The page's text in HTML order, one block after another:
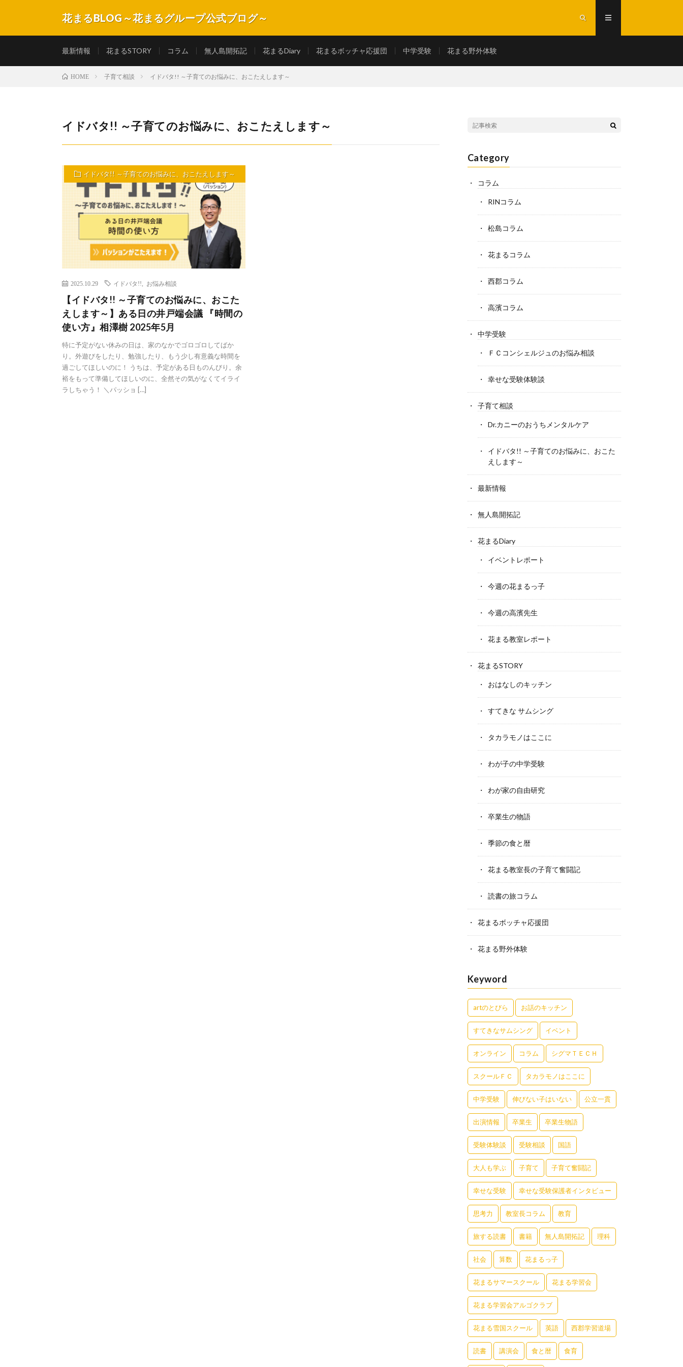
花まるBLOG～花まるグループ公式ブログ～
最新情報 花まるSTORY コラム 無人島開拓記 花まるDiary 花まるボッチャ応援団 中学受験 花まる野外体験
HOME 子育て相談 イドバタ!! ～子育てのお悩みに、おこたえします～
イドバタ!! ～子育てのお悩みに、おこたえします～
イドバタ!! ～子育てのお悩みに、おこたえします～
2025.10.29 イドバタ!! お悩み相談
【イドバタ!! ～子育てのお悩みに、おこた
えします～】ある日の井戸端会議 『時間の
使い方』相澤樹 2025年5月
特に予定がない休みの日は、家のなかでゴロゴロしてばか
り。外遊びをしたり、勉強したり、もう少し有意義な時間を
過ごしてほしいのに！ うちは、予定がある日ものんびり。余
裕をもって準備してほしいのに、全然その気がなくてイライ
ラしちゃう！ ＼パッショ […]
Category
コラム
RINコラム
松島コラム
花まるコラム
西郡コラム
高濱コラム
中学受験
ＦＣコンシェルジュのお悩み相談
幸せな受験体験談
子育て相談
Dr.カニーのおうちメンタルケア
イドバタ!! ～子育てのお悩みに、おこた
えします～
最新情報
無人島開拓記
花まるDiary
イベントレポート
今週の花まるっ子
今週の高濱先生
花まる教室レポート
花まるSTORY
おはなしのキッチン
すてきな サムシング
タカラモノはここに
わが子の中学受験
わが家の自由研究
卒業生の物語
季節の食と暦
花まる教室長の子育て奮闘記
読書の旅コラム
花まるボッチャ応援団
花まる野外体験
Keyword
artのとびら お話のキッチン
すてきなサムシング イベント
オンライン コラム シグマＴＥＣＨ
スクールＦＣ タカラモノはここに
中学受験 伸びない子はいない 公立一貫
出演情報 卒業生 卒業生物語
受験体験談 受験相談 国語
大人も学ぶ 子育て 子育て奮闘記
幸せな受験 幸せな受験保護者インタビュー
思考力 教室長コラム 教育
旅する読書 書籍 無人島開拓記 理科
社会 算数 花まるっ子
花まるサマースクール 花まる学習会
花まる学習会アルゴクラブ
花まる雪国スクール 英語 西郡学習道場
読書 講演会 食と暦 食育